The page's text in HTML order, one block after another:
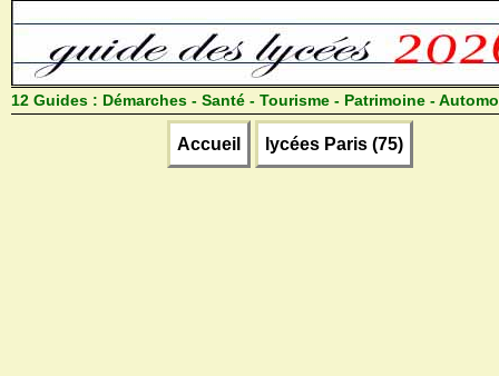
12 Guides : Démarches - Santé - Tourisme - Patrimoine -
Accueil lycées Paris (75)